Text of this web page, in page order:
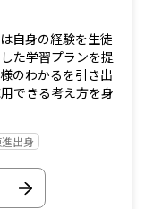
自身の経験を生徒
た学習プランを提
のわかるを引き出
できる考え方を身
出身